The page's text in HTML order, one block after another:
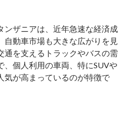
ンザニアは、近年急速な経済成
自動車市場も大きな広がりを見
通を支えるトラックやバスの需
、個人利用の車両、特にSUVや
気が高まっているのが特徴で